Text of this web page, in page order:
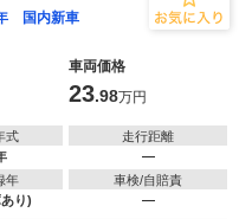
年 国内新車
車両価格
23.98万円
式
走行距離
―
年
り)
車検/自賠責
―